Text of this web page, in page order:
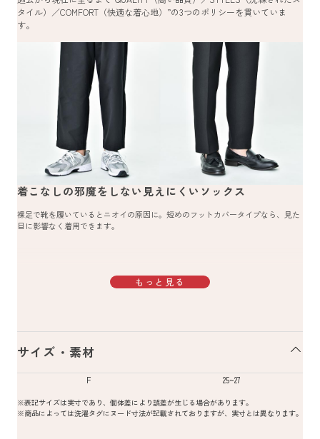
タイル）／COMFORT（快適な着心地）”の3つのポリシーを貫いていま
す。
着こなしの邪魔をしない見えにくいソックス
裸足で靴を履いているとニオイの原因に。短めのフットカバータイプなら、見た
目に影響なく着用できます。
もっと見る
サイズ・素材
F 25~27
※表記サイズは実寸であり、個体差により誤差が生じる場合があります。
※商品によっては洗濯タグにヌード寸法が記載されておりますが、実寸とは異なります。